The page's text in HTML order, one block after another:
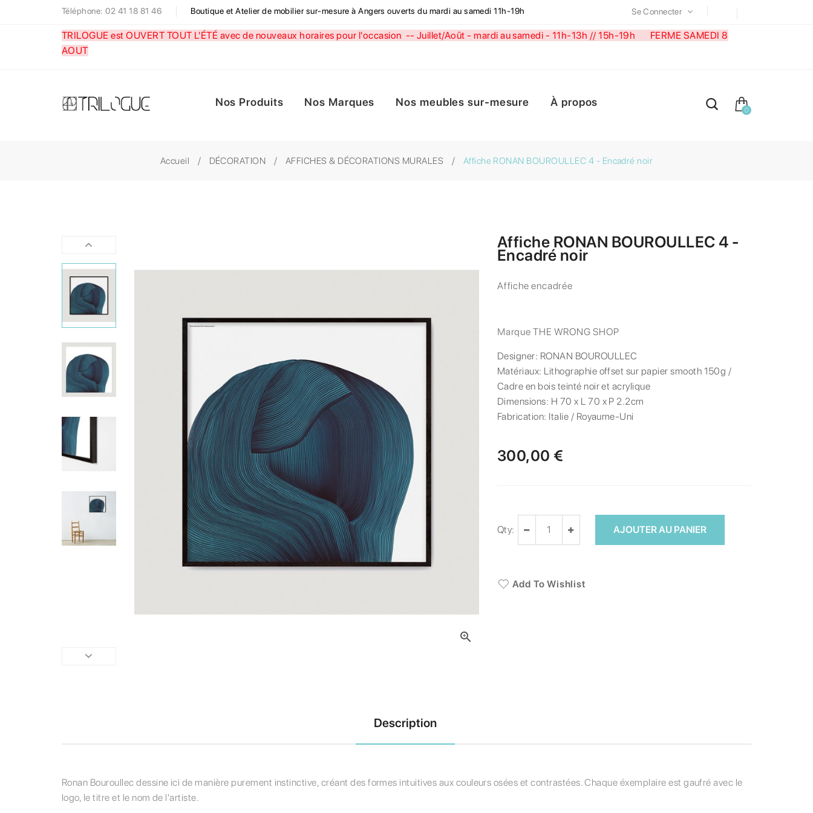
Téléphone: 02 41 18 81 46 Boutique et Atelier de mobilier sur-mesure à Angers ouverts du mardi au samedi 11h-19h Se Connecter
TRILOGUE est OUVERT TOUT L'ÉTÉ avec de nouveaux horaires pour l'occasion -- Juillet/Août - mardi au samedi - 11h-13h // 15h-19h FERME SAMEDI 8
AOUT
Nos Produits Nos Marques Nos meubles sur-mesure À propos
0
Accueil DÉCORATION AFFICHES & DÉCORATIONS MURALES Affiche RONAN BOUROULLEC 4 - Encadré noir

Affiche RONAN BOUROULLEC 4 -
Encadré noir
Affiche encadrée
Marque THE WRONG SHOP
Designer: RONAN BOUROULLEC
Matériaux: Lithographie offset sur papier smooth 150g /
Cadre en bois teinté noir et acrylique
Dimensions: H 70 x L 70 x P 2.2cm
Fabrication: Italie / Royaume-Uni
300,00 €
Qty: AJOUTER AU PANIER
Add To Wishlist
Description
Ronan Bouroullec dessine ici de manière purement instinctive, créant des formes intuitives aux couleurs osées et contrastées. Chaque éxemplaire est gaufré avec le
logo, le titre et le nom de l'artiste.